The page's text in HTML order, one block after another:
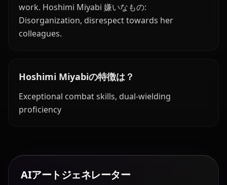
work. Hoshimi Miyabi 嫌いなもの:
Disorganization, disrespect towards her
colleagues.
Hoshimi Miyabiの特徴は？
Exceptional combat skills, dual-wielding
proficiency
AIアートジェネレーター